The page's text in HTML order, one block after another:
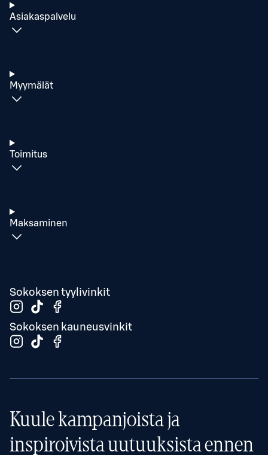
Asiakaspalvelu
Myymälät
Toimitus
Maksaminen
Sokoksen tyylivinkit
Sokoksen kauneusvinkit
Kuule kampanjoista ja
inspiroivista uutuuksista ennen